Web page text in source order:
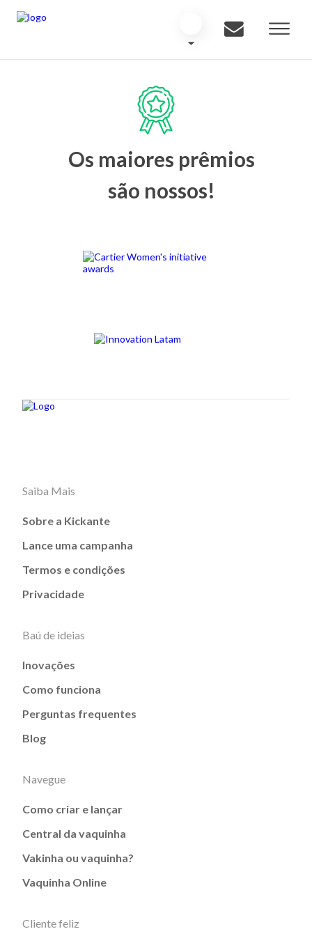
Os maiores prêmios
são nossos!
Saiba Mais
Sobre a Kickante
Lance uma campanha
Termos e condições
Privacidade
Baú de ideias
Inovações
Como funciona
Perguntas frequentes
Blog
Navegue
Como criar e lançar
Central da vaquinha
Vakinha ou vaquinha?
Vaquinha Online
Cliente feliz